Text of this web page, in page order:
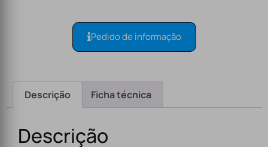
Pedido de informação
Descrição Ficha técnica
Descrição